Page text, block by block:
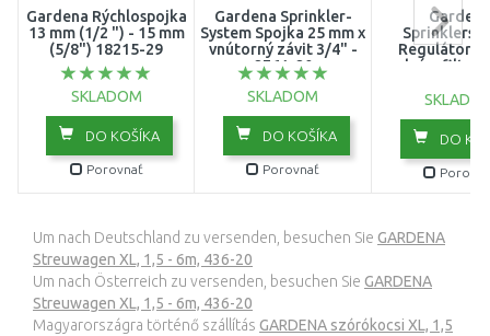
Gardena Rýchlospojka
13 mm (1/2 ") - 15 mm
(5/8") 18215-29
SKLADOM
DO KOŠÍKA
Porovnať
Gardena Sprinkler-
System Spojka 25 mm x
vnútorný závit 3/4" -
2761-20
SKLADOM
DO KOŠÍKA
Porovnať
Gardena
Regulátor
vodným
DO
Um nach Deutschland zu versenden, besuchen Sie GARDENA
Streuwagen XL, 1,5 - 6m, 436-20
Um nach Österreich zu versenden, besuchen Sie GARDENA
Streuwagen XL, 1,5 - 6m, 436-20
Magyarországra történő szállítás GARDENA szórókocsi XL, 1,5